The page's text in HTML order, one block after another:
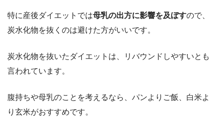
特に産後ダイエットでは母乳の出方に影響を及ぼすので、
炭水化物を抜くのは避けた方がいいです。
炭水化物を抜いたダイエットは、リバウンドしやすいとも
言われています。
腹持ちや母乳のことを考えるなら、パンよりご飯、白米よ
り玄米がおすすめです。